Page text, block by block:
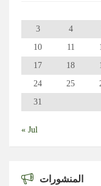
3
4
10
11
17
18
24
25
31
« Jul
المنشورات